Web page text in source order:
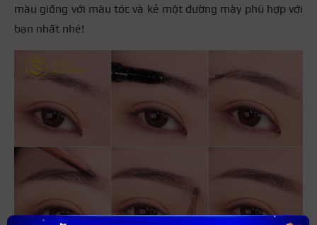
màu giống với màu tóc và kẻ một đường mày phù hợp với
bạn nhất nhé!